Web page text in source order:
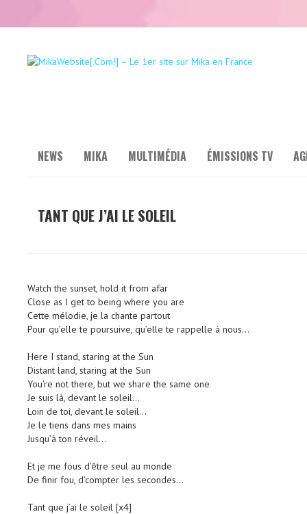
NEWS MIKA MULTIMÉDIA ÉMISSIONS TV
TANT QUE J’AI LE SOLEIL
Watch the sunset, hold it from afar
Close as I get to being where you are
Cette mélodie, je la chante partout
Pour qu’elle te poursuive, qu’elle te rappelle à nous…
Here I stand, staring at the Sun
Distant land, staring at the Sun
You’re not there, but we share the same one
Je suis là, devant le soleil…
Loin de toi, devant le soleil…
Je le tiens dans mes mains
Jusqu’à ton réveil…
Et je me fous d’être seul au monde
De finir fou, d’compter les secondes…
Tant que j’ai le soleil [x4]